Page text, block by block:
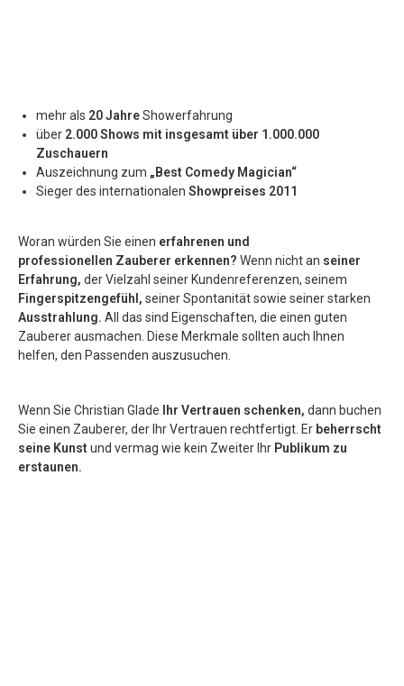
mehr als 20 JahreShowerfahrung
über 2.000 Shows mit insgesamt über 1.000.000
Zuschauern
Auszeichnung zum „Best Comedy Magician“
Sieger des internationalen Showpreises 2011
Woran würden Sie einen erfahrenen und
professionellen Zauberer erkennen? Wenn nicht an seiner
Erfahrung, der Vielzahl seiner Kundenreferenzen, seinem
Fingerspitzengefühl, seiner Spontanität sowie seiner starken
Ausstrahlung. All das sind Eigenschaften, die einen guten
Zauberer ausmachen. Diese Merkmale sollten auch Ihnen
helfen, den Passenden auszusuchen.
Wenn Sie Christian Glade Ihr Vertrauen schenken, dann buchen
Sie einen Zauberer, der Ihr Vertrauen rechtfertigt. Er beherrscht
seine Kunstund vermag wie kein Zweiter Ihr Publikum zu
erstaunen.